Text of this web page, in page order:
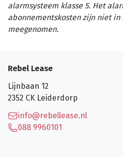
alarmsysteem klasse 5. Het
abonnementskosten zijn niet
meegenomen.
Rebel Lease
Lijnbaan 12
2352 CK Leiderdorp
info@rebellease.nl
088 9960101